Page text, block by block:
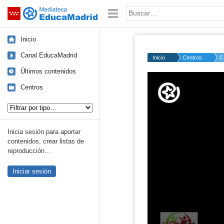
Saltar navegación Palabra o frase:
Inicio
Canal EducaMadrid
Últimos contenidos
Centros
Inicia sesión para aportar
contenidos, crear listas de
reproducción...
Iniciar sesión
Inicio Centros
50%